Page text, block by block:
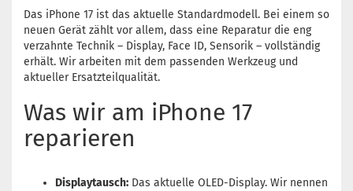
Das iPhone 17 ist das aktuelle Standardmodell. Bei einem so
neuen Gerät zählt vor allem, dass eine Reparatur die eng
verzahnte Technik – Display, Face ID, Sensorik – vollständig
erhält. Wir arbeiten mit dem passenden Werkzeug und
aktueller Ersatzteilqualität.
Was wir am iPhone 17
reparieren
Displaytausch: Das aktuelle OLED-Display. Wir nennen